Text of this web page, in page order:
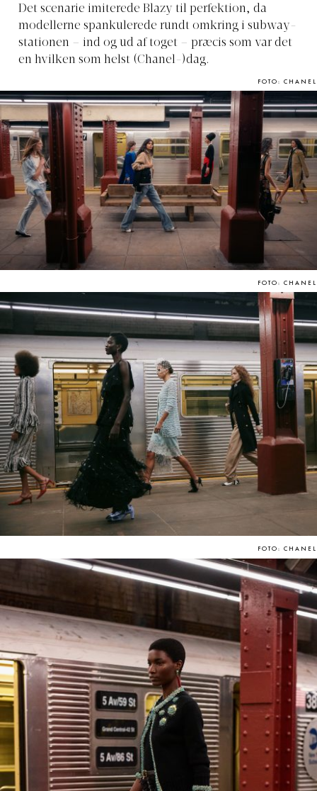
Det scenarie imiterede Blazy til perfektion, da
modellerne spankulerede rundt omkring i subway-
stationen – ind og ud af toget – præcis som var det
en hvilken som helst (Chanel-)dag.
FOTO: CHANEL
FOTO: CHANEL
FOTO: CHANEL